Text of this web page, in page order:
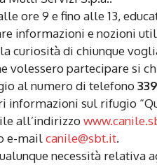
ore 9 e fino alle 13,
informazioni e nozioni
curiosità di chiunque
volessero partecipare si
al numero di telefono
informazioni sul rifugio
all’indirizzo
e-mailcanile@sbt.it.
necessità